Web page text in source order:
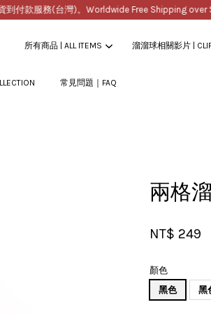
款服務(台灣)。Worldwide Free Shipping over
所有商品 | ALL ITEMS 溜溜球相關影片 |
常見問題｜FAQ
兩格
NT$ 249
顏色
黑色
黑